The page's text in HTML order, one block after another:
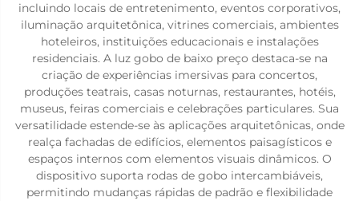
incluindo locais de entretenimento, eventos corporativos,
iluminação arquitetônica, vitrines comerciais, ambientes
hoteleiros, instituições educacionais e instalações
residenciais. A luz gobo de baixo preço destaca-se na
criação de experiências imersivas para concertos,
produções teatrais, casas noturnas, restaurantes, hotéis,
museus, feiras comerciais e celebrações particulares. Sua
versatilidade estende-se às aplicações arquitetônicas, onde
realça fachadas de edifícios, elementos paisagísticos e
espaços internos com elementos visuais dinâmicos. O
dispositivo suporta rodas de gobo intercambiáveis,
permitindo mudanças rápidas de padrão e flexibilidade